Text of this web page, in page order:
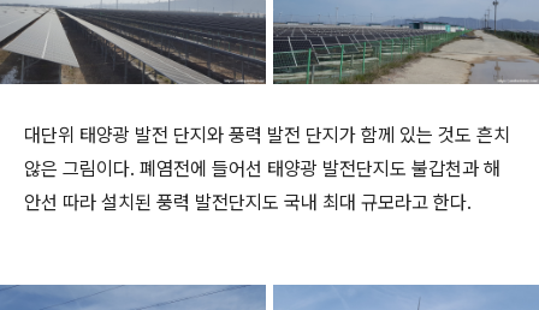
대단위 태양광 발전 단지와 풍력 발전 단지가 함께 있는 것도 흔치
않은 그림이다. 폐염전에 들어선 태양광 발전단지도 불갑천과 해
안선 따라 설치된 풍력 발전단지도 국내 최대 규모라고 한다.